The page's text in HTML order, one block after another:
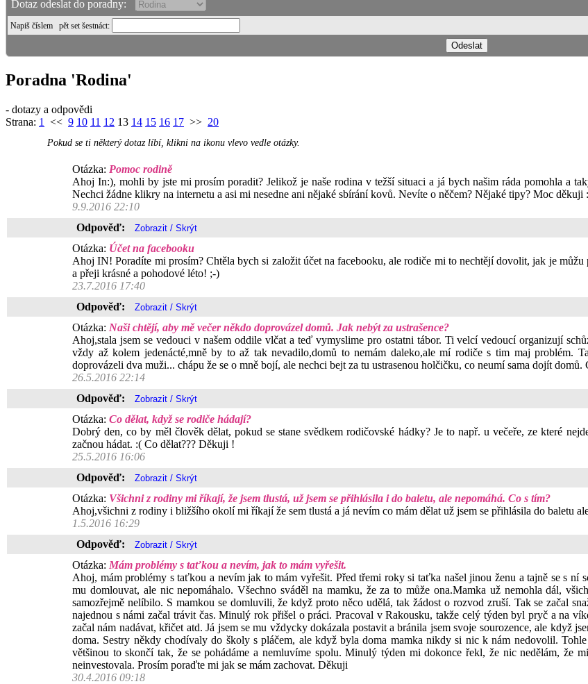
Dotaz odeslat do poradny:
Napiš číslem pět set šestnáct:
Poradna 'Rodina'
- dotazy a odpovědi
Strana: 1 << 9 10 11 12 13 14 15 16 17 >> 20
Pokud se ti některý dotaz líbí, klikni na ikonu vlevo vedle otázky.
Otázka: Pomoc rodině
Ahoj In:), mohli by jste mi prosím poradit? Jelikož je naše rodina v težší situaci a já bych našim ráda pomohla a
Nechci žádne klikry na internetu a asi mi nesedne ani nějaké sbírání kovů. Nevíte o něčem? Nějaké tipy? Moc děkuji
9.9.2016 22:10
Odpověď:
Otázka: Účet na facebooku
Ahoj IN! Poradíte mi prosím? Chtěla bych si založit účet na facebooku, ale rodiče mi to nechtějí dovolit, jak je
a přeji krásné a pohodové léto! ;-)
23.7.2016 17:40
Odpověď:
Otázka: Naši chtějí, aby mě večer někdo doprovázel domů. Jak nebýt za ustrašence?
Ahoj,stala jsem se vedouci v našem oddile vlčat a teď vymyslime pro ostatni tábor. Ti velcí vedoucí organizují
vždy až kolem jedenácté,mně by to až tak nevadilo,domů to nemám daleko,ale mí rodiče s tim maj problém.
doprovázeli dva muži... chápu že se o mně bojí, ale nechci bejt za tu ustrasenou holčičku, co neumí sama dojít domů.
26.5.2016 22:14
Odpověď:
Otázka: Co dělat, když se rodiče hádají?
Dobrý den, co by měl člověk dělat, pokud se stane svědkem rodičovské hádky? Je to např. u večeře, ze které
začnou hádat. :( Co dělat??? Děkuji !
25.5.2016 16:06
Odpověď:
Otázka: Všichni z rodiny mi říkají, že jsem tlustá, už jsem se přihlásila i do baletu, ale nepomáhá. Co s tím?
Ahoj,všichni z rodiny i bližšího okolí mi říkají že sem tlustá a já nevím co mám dělat už jsem se přihlásila do baletu
1.5.2016 16:29
Odpověď:
Otázka: Mám problémy s taťkou a nevím, jak to mám vyřešit.
Ahoj, mám problémy s taťkou a nevím jak to mám vyřešit. Před třemi roky si taťka našel jinou ženu a tajně se s ní
mu domlouvat, ale nic nepomáhalo. Všechno sváděl na mamku, že za to může ona.Mamka už nemohla dál,
samozřejmě nelíbilo. S mamkou se domluvili, že když proto něco udělá, tak žádost o rozvod zruší. Tak se začal
najednou s námi začal trávit čas. Minulý rok přišel o práci. Pracoval v Rakousku, takže celý týden byl pryč a na
začal nám nadávat, křičet atd. Já jsem se mu vždycky dokázala postavit a bránila jsem svoje sourozence, ale když
doma. Sestry někdy chodívaly do školy s pláčem, ale když byla doma mamka nikdy si nic k nám nedovolil.
většinou to skončí tak, že se pohádáme a nemluvíme spolu. Minulý týden mi dokonce řekl, že nic nedělám, že
neinvestovala. Prosím poraďte mi jak se mám zachovat. Děkuji
30.4.2016 09:18